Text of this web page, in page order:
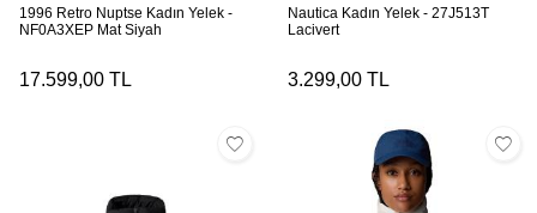
1996 Retro Nuptse Kadın Yelek -
NF0A3XEP Mat Siyah
17.599,00 TL
Nautica Kadın Yelek - 27J513T
Lacivert
3.299,00 TL